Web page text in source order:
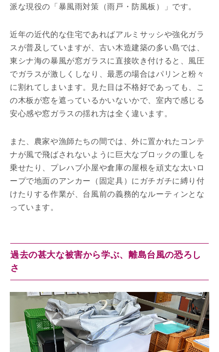
派な現役の「暴風雨対策（雨戸・防風板）」です。
近年の近代的な住宅であればアルミサッシや強化ガラ
スが普及していますが、古い木造建築の多い島では、
東シナ海の暴風が窓ガラスに直接吹き付けると、風圧
でガラスが激しくしなり、最悪の場合はパリンと粉々
に割れてしまいます。見た目は不格好であっても、こ
の木板が窓を遮っているかいないかで、室内で感じる
安心感や窓ガラスの揺れ方は全く違います。
また、農家や漁師たちの間では、外に置かれたコンテ
ナが風で飛ばされないように巨大なブロックの重しを
乗せたり、プレハブ小屋や倉庫の屋根を頑丈な太いロ
ープで地面のアンカー（固定具）にガチガチに縛り付
けたりする作業が、台風前の義務的なルーティンとな
っています。
過去の甚大な被害から学ぶ、離島台風の恐ろし
さ